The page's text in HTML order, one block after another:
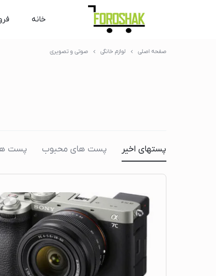
خانه
صفحه اصلی لوازم خانگی صوتی و تصویری
پستهای اخیر پست های محبوب پست